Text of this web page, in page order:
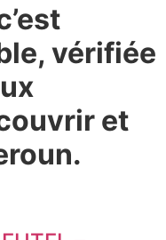
vérifiée
et